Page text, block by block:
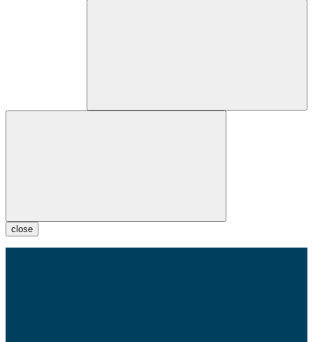
close